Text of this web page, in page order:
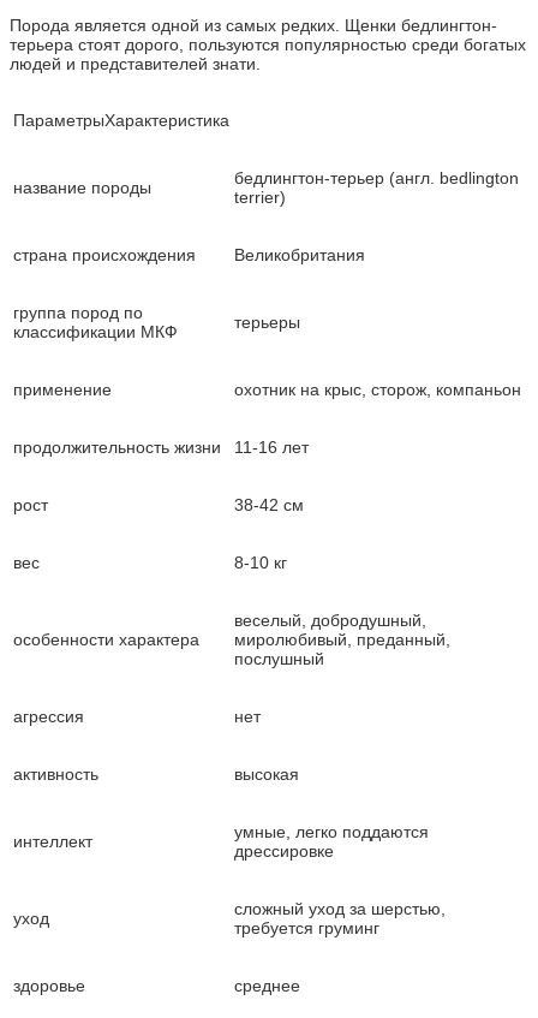
Порода является одной из самых редких. Щенки бедлингтон-
терьера стоят дорого, пользуются популярностью среди богатых
людей и представителей знати.
ПараметрыХарактеристика
название породы
бедлингтон-терьер (англ. bedlington
terrier)
страна происхождения Великобритания
группа пород по
классификации МКФ
терьеры
применение охотник на крыс, сторож, компаньон
продолжительность жизни 11-16 лет
рост 38-42 см
вес 8-10 кг
особенности характера
веселый, добродушный,
миролюбивый, преданный,
послушный
агрессия нет
активность высокая
интеллект
умные, легко поддаются
дрессировке
уход
сложный уход за шерстью,
требуется груминг
здоровье среднее